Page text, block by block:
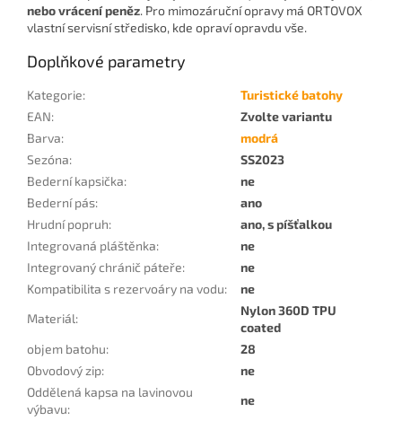
nebo vrácení peněz. Pro mimozáruční opravy má ORTOVOX
vlastní servisní středisko, kde opraví opravdu vše.
Doplňkové parametry
Kategorie:
Turistické batohy
EAN:
Zvolte variantu
Barva:
modrá
Sezóna:
SS2023
Bederní kapsička:
ne
Bederní pás:
ano
Hrudní popruh:
ano, s píšťalkou
Integrovaná pláštěnka:
ne
Integrovaný chránič páteře:
ne
Kompatibilita s rezervoáry na vodu:
ne
Materiál:
Nylon 360D TPU
coated
objem batohu:
28
Obvodový zip:
ne
Oddělená kapsa na lavinovou
výbavu:
ne